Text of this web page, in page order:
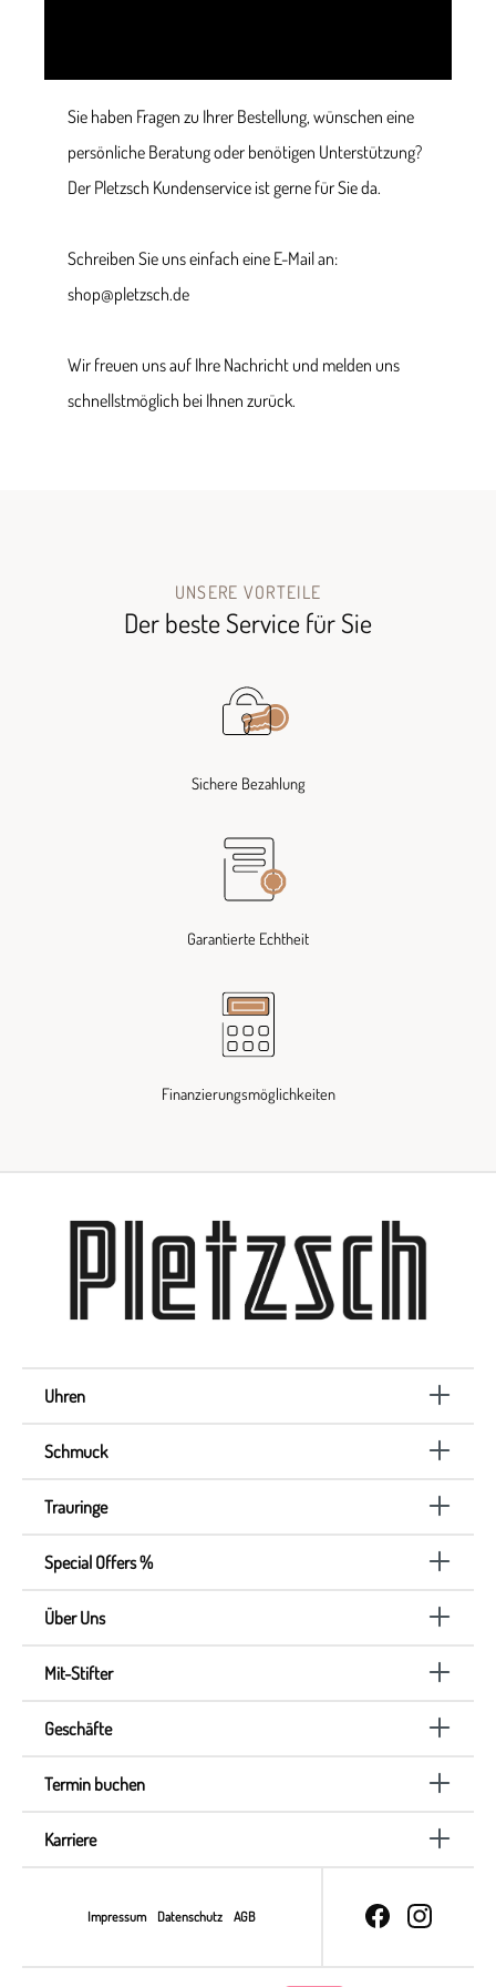
Sie haben Fragen zu Ihrer Bestellung, wünschen eine
persönliche Beratung oder benötigen Unterstützung?
Der Pletzsch Kundenservice ist gerne für Sie da.
Schreiben Sie uns einfach eine E-Mail an:
shop@pletzsch.de
Wir freuen uns auf Ihre Nachricht und melden uns
schnellstmöglich bei Ihnen zurück.
UNSERE VORTEILE
Der beste Service für Sie
Sichere Bezahlung
Garantierte Echtheit
Finanzierungsmöglichkeiten
Uhren
Schmuck
Trauringe
Special Offers %
Über Uns
Mit-Stifter
Geschäfte
Termin buchen
Karriere
Impressum Datenschutz AGB